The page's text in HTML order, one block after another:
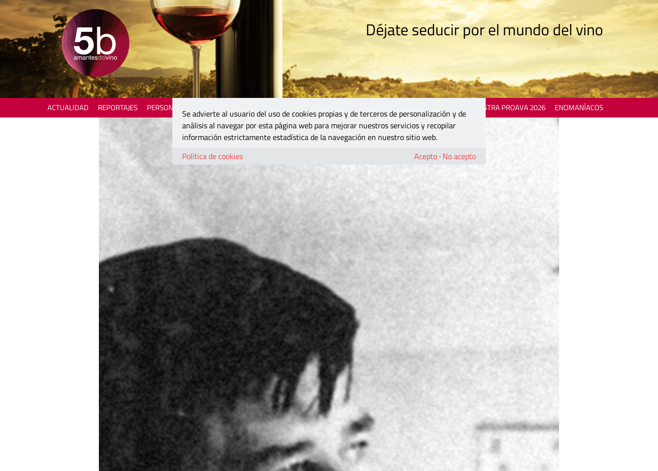
Déjate seducir por el mundo del vino
ACTUALIDAD REPORTAJES PERSONAJES MOSTRA PROAVA 2026 ENOMANÍACOS
Se advierte al usuario del uso de cookies propias y de terceros de personalización y de
análisis al navegar por esta página web para mejorar nuestros servicios y recopilar
información estrictamente estadística de la navegación en nuestro sitio web.
Política de cookies
Acepto · No acepto